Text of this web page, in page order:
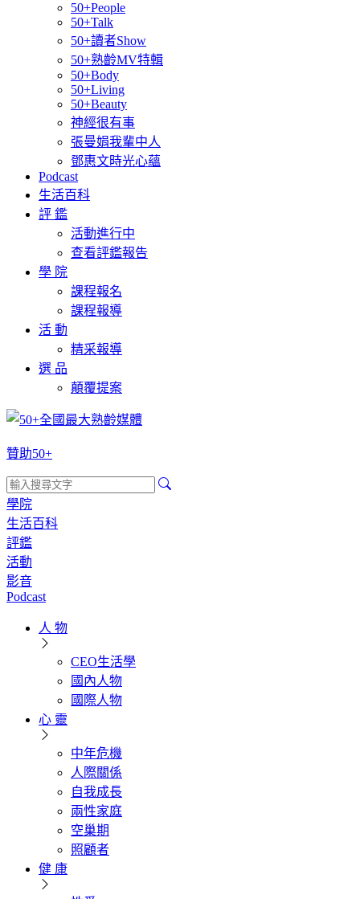
50+People
50+Talk
50+讀者Show
50+熟齡MV特輯
50+Body
50+Living
50+Beauty
神經很有事
張曼娟我輩中人
鄧惠文時光心蘊
Podcast
生活百科
評 鑑
活動進行中
查看評鑑報告
學 院
課程報名
課程報導
活 動
精采報導
選 品
顛覆提案
贊助50+
學院
生活百科
評鑑
活動
影音
Podcast
人 物
CEO生活學
國內人物
國際人物
心 靈
中年危機
人際關係
自我成長
兩性家庭
空巢期
照顧者
健 康